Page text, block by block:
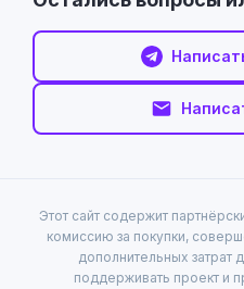
Этот сайт содержит
комиссию за покупки,
дополнительных затрат
поддерживать проект и